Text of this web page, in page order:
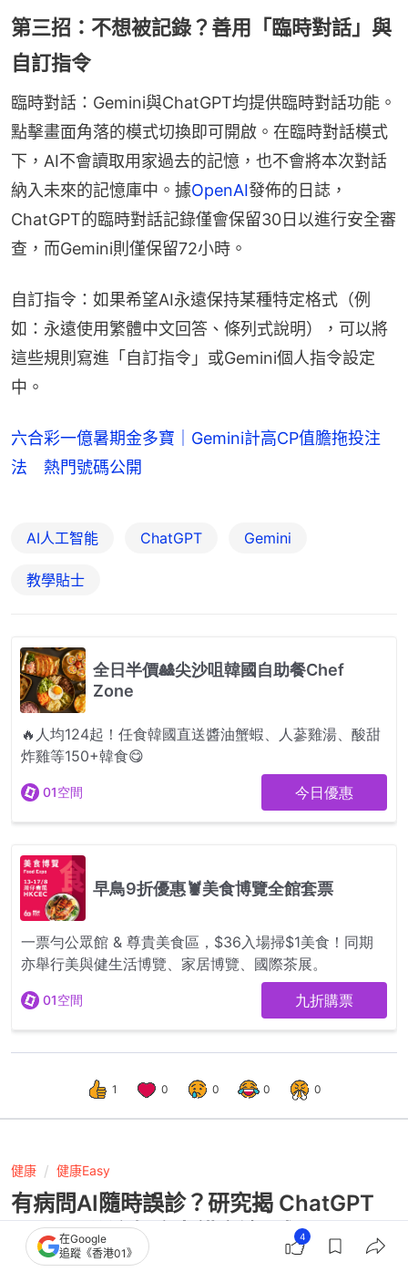
第三招：不想被記錄？善用「臨時對話」與
自訂指令
臨時對話：Gemini與ChatGPT均提供臨時對話功能。
點擊畫面角落的模式切換即可開啟。在臨時對話模式
下，AI不會讀取用家過去的記憶，也不會將本次對話
納入未來的記憶庫中。據OpenAI發佈的日誌，
ChatGPT的臨時對話記錄僅會保留30日以進行安全審
查，而Gemini則僅保留72小時。
自訂指令：如果希望AI永遠保持某種特定格式（例
如：永遠使用繁體中文回答、條列式說明），可以將
這些規則寫進「自訂指令」或Gemini個人指令設定
中。
六合彩一億暑期金多寶｜Gemini計高CP值膽拖投注
法 熱門號碼公開
AI人工智能 ChatGPT Gemini
教學貼士
1 0 0 0 0
健康 健康Easy
有病問AI隨時誤診？研究揭 ChatGPT
Health 分流急症出錯率逾5成
在Google
追蹤《香港01》
4